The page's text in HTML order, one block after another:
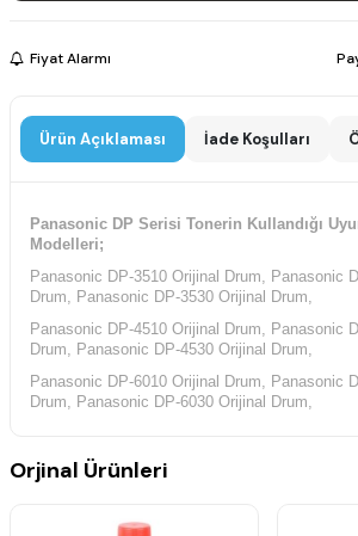
Fiyat Alarmı
Ürün Açıklaması İade Koşulları
Panasonic DP Serisi Tonerin Kullandığı
Modelleri;
Panasonic DP-3510 Orijinal Drum, Panasonic
Drum, Panasonic DP-3530 Orijinal Drum,
Panasonic DP-4510 Orijinal Drum, Panasonic
Drum, Panasonic DP-4530 Orijinal Drum,
Panasonic DP-6010 Orijinal Drum, Panasonic
Drum, Panasonic DP-6030 Orijinal Drum,
Drum, Panasonic DP-8060 Orijinal Drum,
Orjinal Ürünleri